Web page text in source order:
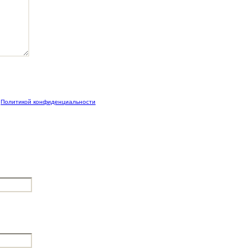
Политикой конфиденциальности